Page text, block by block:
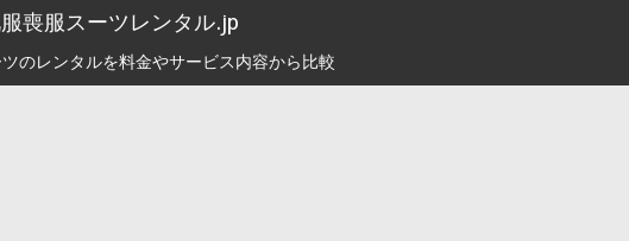
喪服スーツレンタル.jp
のレンタルを料金やサービス内容から比較